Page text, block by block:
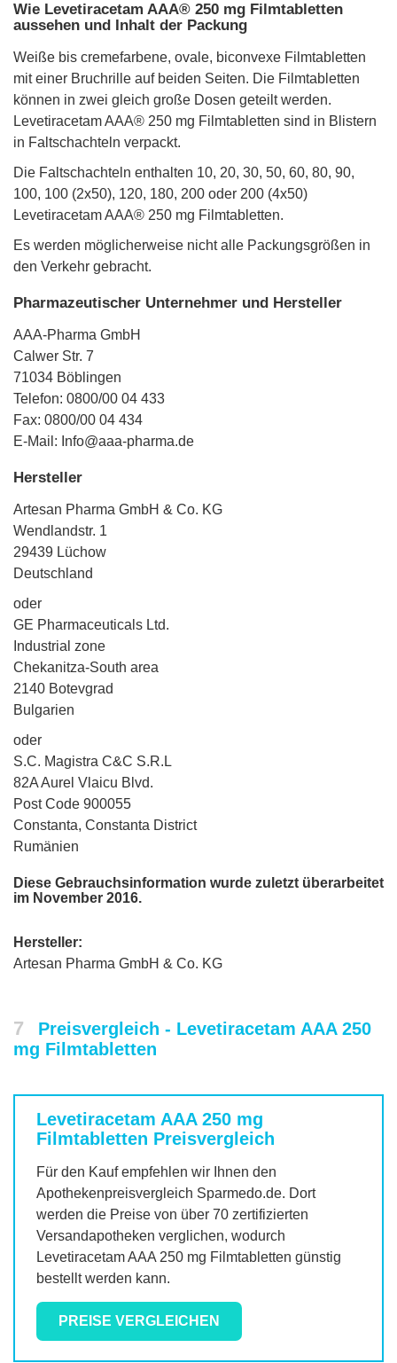
Wie Levetiracetam AAA® 250 mg Filmtabletten
aussehen und Inhalt der Packung
Weiße bis cremefarbene, ovale, biconvexe Filmtabletten
mit einer Bruchrille auf beiden Seiten. Die Filmtabletten
können in zwei gleich große Dosen geteilt werden.
Levetiracetam AAA® 250 mg Filmtabletten sind in Blistern
in Faltschachteln verpackt.
Die Faltschachteln enthalten 10, 20, 30, 50, 60, 80, 90,
100, 100 (2x50), 120, 180, 200 oder 200 (4x50)
Levetiracetam AAA® 250 mg Filmtabletten.
Es werden möglicherweise nicht alle Packungsgrößen in
den Verkehr gebracht.
Pharmazeutischer Unternehmer und Hersteller
AAA-Pharma GmbH
Calwer Str. 7
71034 Böblingen
Telefon: 0800/00 04 433
Fax: 0800/00 04 434
E-Mail: Info@aaa-pharma.de
Hersteller
Artesan Pharma GmbH & Co. KG
Wendlandstr. 1
29439 Lüchow
Deutschland
oder
GE Pharmaceuticals Ltd.
Industrial zone
Chekanitza-South area
2140 Botevgrad
Bulgarien
oder
S.C. Magistra C&C S.R.L
82A Aurel Vlaicu Blvd.
Post Code 900055
Constanta, Constanta District
Rumänien
Diese Gebrauchsinformation wurde zuletzt überarbeitet
im November 2016.
Hersteller:
Artesan Pharma GmbH & Co. KG
7
Preisvergleich - Levetiracetam AAA 250
mg Filmtabletten
Levetiracetam AAA 250 mg
Filmtabletten Preisvergleich
Für den Kauf empfehlen wir Ihnen den
Apothekenpreisvergleich Sparmedo.de. Dort
werden die Preise von über 70 zertifizierten
Versandapotheken verglichen, wodurch
Levetiracetam AAA 250 mg Filmtabletten günstig
bestellt werden kann.
PREISE VERGLEICHEN